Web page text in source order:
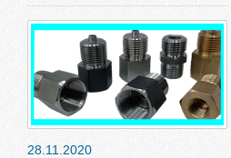
28.11.2020